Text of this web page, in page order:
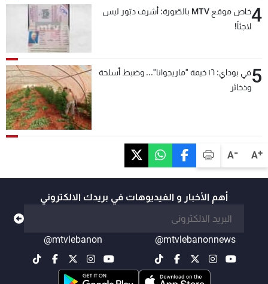
A+
A-
4
خاص موقع MTV بالصّورة: أشرف دبّور ليس
لاجئاً!
5
في بوداي: ١٦ خيمة "ماريجوانا"... وضبط أسلحة
وذخائر
أهم الأخبار و الفيديوهات في بريدك الالكتروني
@mtvlebanonnews
@mtvlebanon